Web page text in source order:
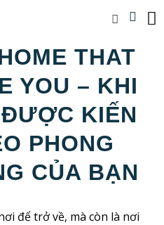
THAT
YOU – KHI
KIẾN
PHONG
CỦA BẠN
để trở về, mà còn là nơi